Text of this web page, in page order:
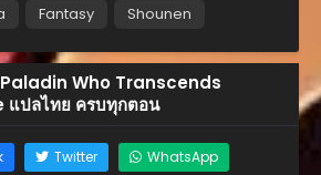
Fantasy Shounen
Paladin Who Transcends
ปลไทย ครบทุกตอน
Twitter
WhatsApp